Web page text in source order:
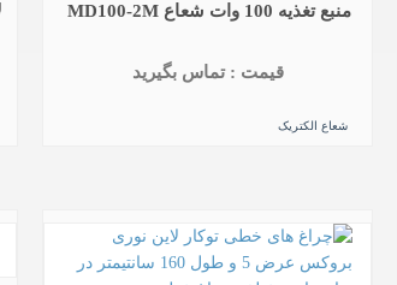
منبع تغذیه 100 وات شعاع MD100-2M
قیمت : تماس بگیرید
شعاع الکتریک